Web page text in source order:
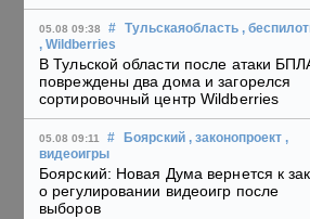
05.08 09:38 # Тульскаяобласть ,
, Wildberries
В Тульской области после атаки
повреждены два дома и загорелся
сортировочный центр Wildberries
05.08 09:11 # Боярский , законопроект ,
видеоигры
Боярский: Новая Дума вернется к
о регулировании видеоигр после
выборов